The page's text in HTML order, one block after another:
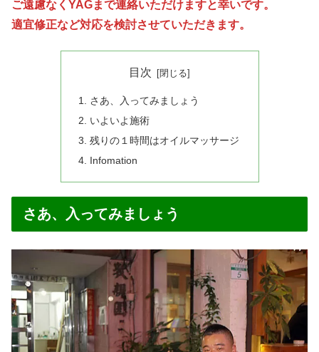
ご遠慮なくYAGまで連絡いただけますと幸いです。
適宜修正など対応を検討させていただきます。
目次
さあ、入ってみましょう
いよいよ施術
残りの１時間はオイルマッサージ
Infomation
さあ、入ってみましょう